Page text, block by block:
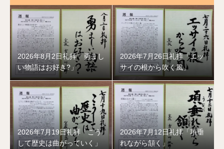
2026年8月2日礼拝「勇まし
い物語はお好き?」
2026年7月26日礼拝「エッ
サイの根から吹く風」
2026年7月19日礼拝「こう
して歴史は曲がっていく」
2026年7月12日礼拝「項垂
れながら頷く」